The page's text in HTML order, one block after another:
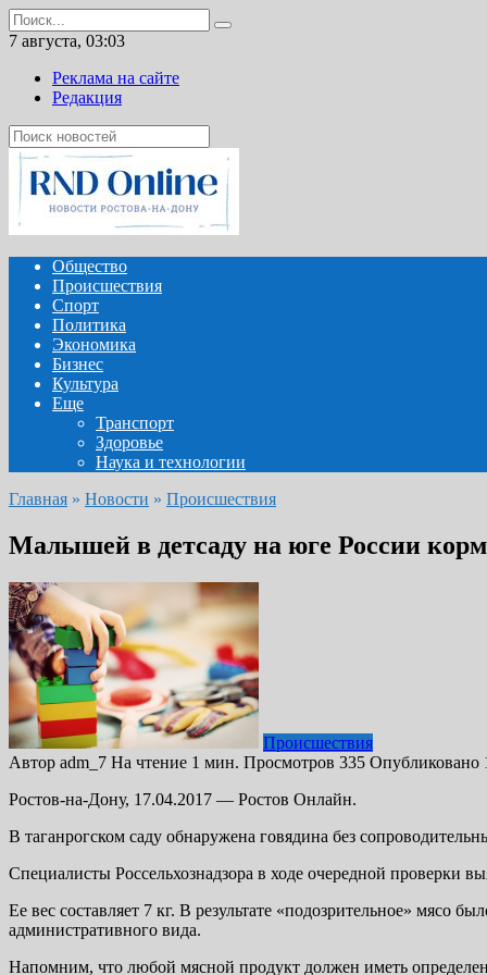
Перейти
к
содержанию
Search
for:
7 августа, 03:03
Реклама на сайте
Редакция
Общество
Происшествия
Спорт
Политика
Экономика
Бизнес
Культура
Еще
Транспорт
Здоровье
Наука и технологии
Главная » Новости » Происшествия
Малышей в детсаду на юге России
Происшествия
Автор adm_7 На чтение 1 мин. Просмотров 335 Опубликовано
Ростов-на-Дону, 17.04.2017 — Ростов Онлайн.
В таганрогском саду обнаружена говядина без
Специалисты Россельхознадзора в ходе очередной проверки
Ее вес составляет 7 кг. В результате «подозрительное» мясо
административного вида.
Напомним, что любой мясной продукт должен иметь